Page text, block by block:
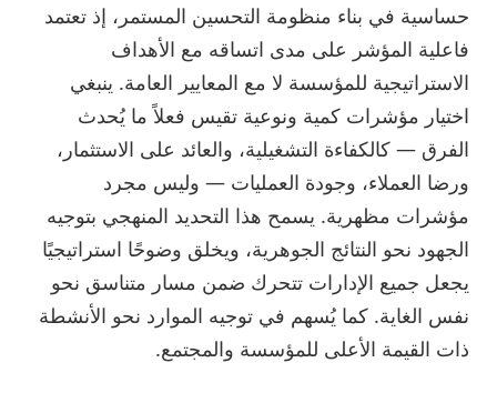
حساسية في بناء منظومة التحسين المستمر، إذ تعتمد
فاعلية المؤشر على مدى اتساقه مع الأهداف
الاستراتيجية للمؤسسة لا مع المعايير العامة. ينبغي
اختيار مؤشرات كمية ونوعية تقيس فعلاً ما يُحدث
الفرق — كالكفاءة التشغيلية، والعائد على الاستثمار،
ورضا العملاء، وجودة العمليات — وليس مجرد
مؤشرات مظهرية. يسمح هذا التحديد المنهجي بتوجيه
الجهود نحو النتائج الجوهرية، ويخلق وضوحًا استراتيجيًا
يجعل جميع الإدارات تتحرك ضمن مسار متناسق نحو
نفس الغاية. كما يُسهم في توجيه الموارد نحو الأنشطة
ذات القيمة الأعلى للمؤسسة والمجتمع.